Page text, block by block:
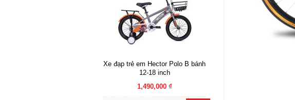
Xe đạp trẻ em Hector Polo B bánh
12-18 inch
1,490,000 ₫